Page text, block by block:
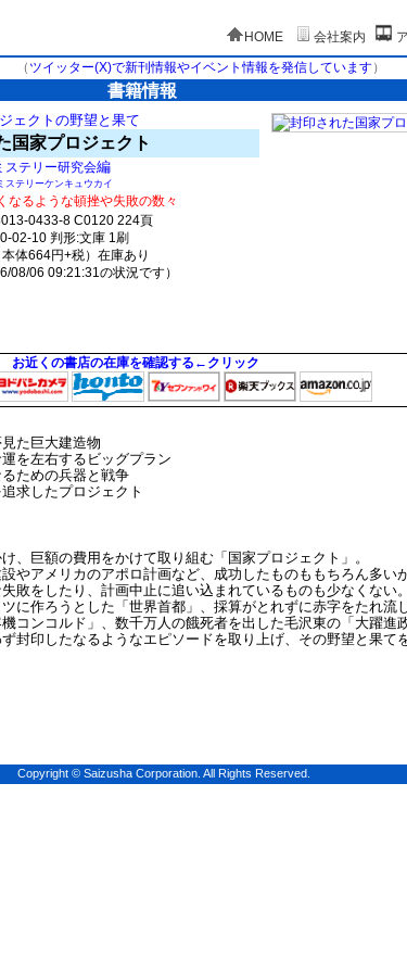
HOME 会社案内
（ ツイッター(X)で新刊情報やイベント情報を発信しています）
書籍情報
ェクトの野望と果て
国家プロジェクト
ステリー研究会編
ステリーケンキュウカイ
なるような頓挫や失敗の数々
0433-8 C0120 224頁
02-10 判形:文庫 1刷
体664円+税）在庫あり
08/06 09:21:31の状況です）
お近くの書店の在庫を確認する←クリック
た巨大建造物
を左右するビッグプラン
ための兵器と戦争
求したプロジェクト
、巨額の費用をかけて取り組む「国家プロジェクト」。
やアメリカのアポロ計画など、成功したものももちろん多いが
敗をしたり、計画中止に追い込まれているものも少なくない。
に作ろうとした「世界首都」、採算がとれずに赤字をたれ流
コンコルド」、数千万人の餓死者を出した毛沢東の「大躍進
封印したなるようなエピソードを取り上げ、その野望と果て
Copyright © Saizusha Corporation. All Rights Reserved.